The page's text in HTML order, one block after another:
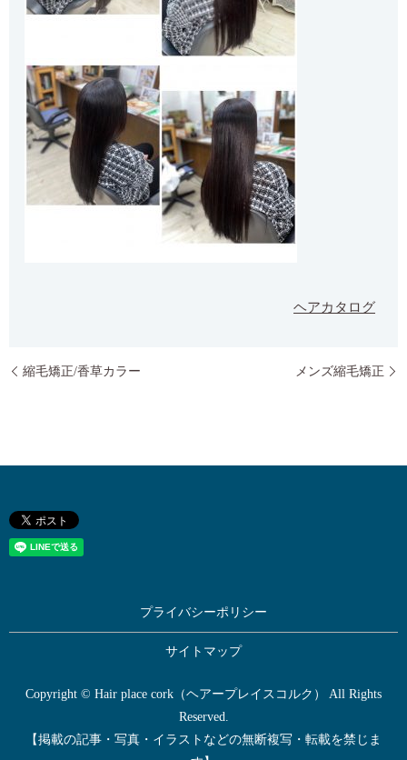
ヘアカタログ
縮毛矯正/香草カラー メンズ縮毛矯正
プライバシーポリシー
サイトマップ
Copyright © Hair place cork（ヘアープレイスコルク） All Rights
Reserved.
【掲載の記事・写真・イラストなどの無断複写・転載を禁じま